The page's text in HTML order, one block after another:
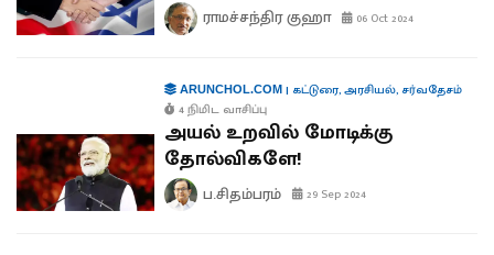
ராமச்சந்திர குஹா 06 Oct 2024
ARUNCHOL.COM| கட்டுரை,அரசியல், சர்வதேசம்
4 நிமிட வாசிப்பு
அயல் உறவில் மோடிக்கு
தோல்விகளே!
ப.சிதம்பரம் 29 Sep 2024